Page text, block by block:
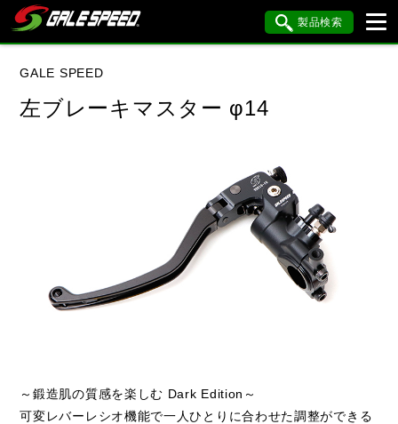
製品検索
データを準備しています。
閉じる
GALE SPEED
左ブレーキマスター φ14
～鍛造肌の質感を楽しむ Dark Edition～
可変レバーレシオ機能で一人ひとりに合わせた調整ができる